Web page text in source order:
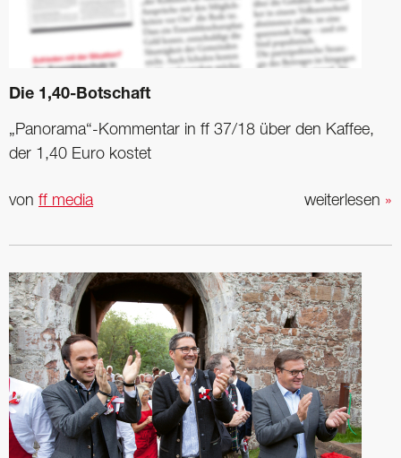
Die 1,40-Botschaft
„Panorama“-Kommentar in ff 37/18 über den Kaffee,
der 1,40 Euro kostet
weiterlesen »
von ff media